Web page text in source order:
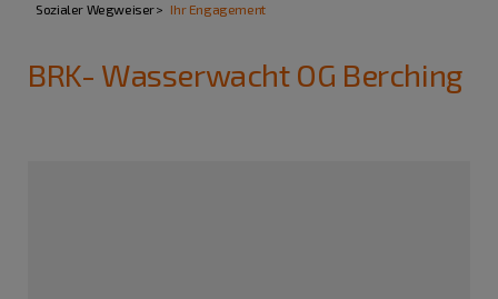
Sozialer Wegweiser Ihr Engagement
BRK- Wasserwacht OG Berching